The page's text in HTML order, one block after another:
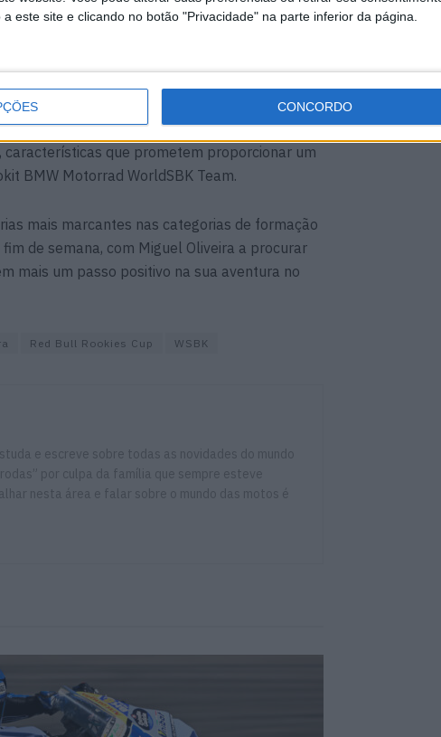
este site e clicando no botão "Privacidade" na parte inferior da página.
CONCORDO
conhecido pelas suas rápidas mudanças
características que prometem proporcionar um
BMW Motorrad WorldSBK Team.
mais marcantes nas categorias de formação
de semana, com Miguel Oliveira a procurar
mais um passo positivo na sua aventura no
Red Bull Rookies Cup WSBK
e escreve sobre todas as novidades do mundo
por culpa da família que sempre esteve
nesta área e falar sobre o mundo das motos é